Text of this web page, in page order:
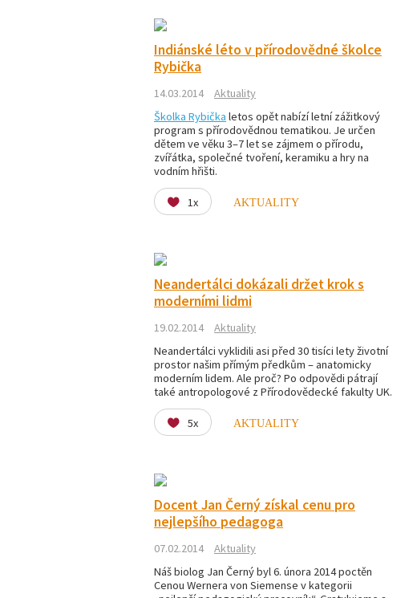
Indiánské léto v přírodovědné školce
Rybička
14.03.2014
Aktuality
Školka Rybička letos opět nabízí letní zážitkový
program s přírodovědnou tematikou. Je určen
dětem ve věku 3–7 let se zájmem o přírodu,
zvířátka, společné tvoření, keramiku a hry na
vodním hřišti.
1x AKTUALITY
Neandertálci dokázali držet krok s
moderními lidmi
19.02.2014
Aktuality
Neandertálci vyklidili asi před 30 tisíci lety životní
prostor našim přímým předkům – anatomicky
moderním lidem. Ale proč? Po odpovědi pátrají
také antropologové z Přírodovědecké fakulty UK.
5x AKTUALITY
Docent Jan Černý získal cenu pro
nejlepšího pedagoga
07.02.2014
Aktuality
Náš biolog Jan Černý byl 6. února 2014 poctěn
Cenou Wernera von Siemense v kategorii